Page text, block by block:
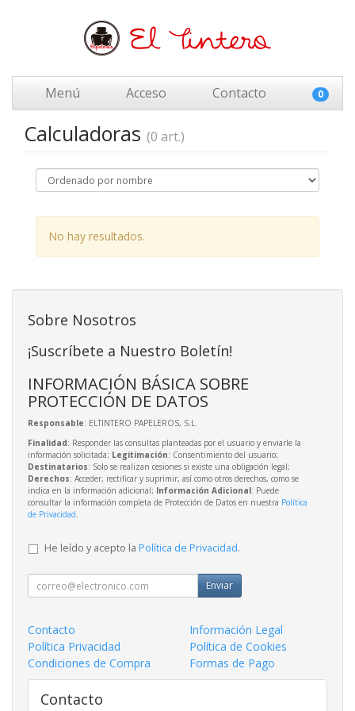
Menú Acceso Contacto 0
Calculadoras (0 art.)
No hay resultados.
Sobre Nosotros
¡Suscríbete a Nuestro Boletín!
INFORMACIÓN BÁSICA SOBRE
PROTECCIÓN DE DATOS
Responsable: ELTINTERO PAPELEROS, S.L.
Finalidad: Responder las consultas planteadas por el usuario y enviarle la
información solicitada; Legitimación: Consentimiento del usuario;
Destinatarios: Solo se realizan cesiones si existe una obligación legal;
Derechos: Acceder, rectificar y suprimir, así como otros derechos, como se
indica en la información adicional; Información Adicional: Puede
consultar la información completa de Protección de Datos en nuestra Política
de Privacidad.
He leído y acepto la Política de Privacidad.
Enviar
Contacto
Información Legal
Política Privacidad
Política de Cookies
Condiciones de Compra
Formas de Pago
Contacto